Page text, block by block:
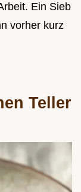
Ein Sieb
vorher kurz
Teller